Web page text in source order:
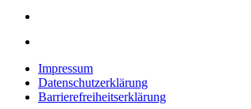
Impressum
Datenschutzerklärung
Barrierefreiheitserklärung